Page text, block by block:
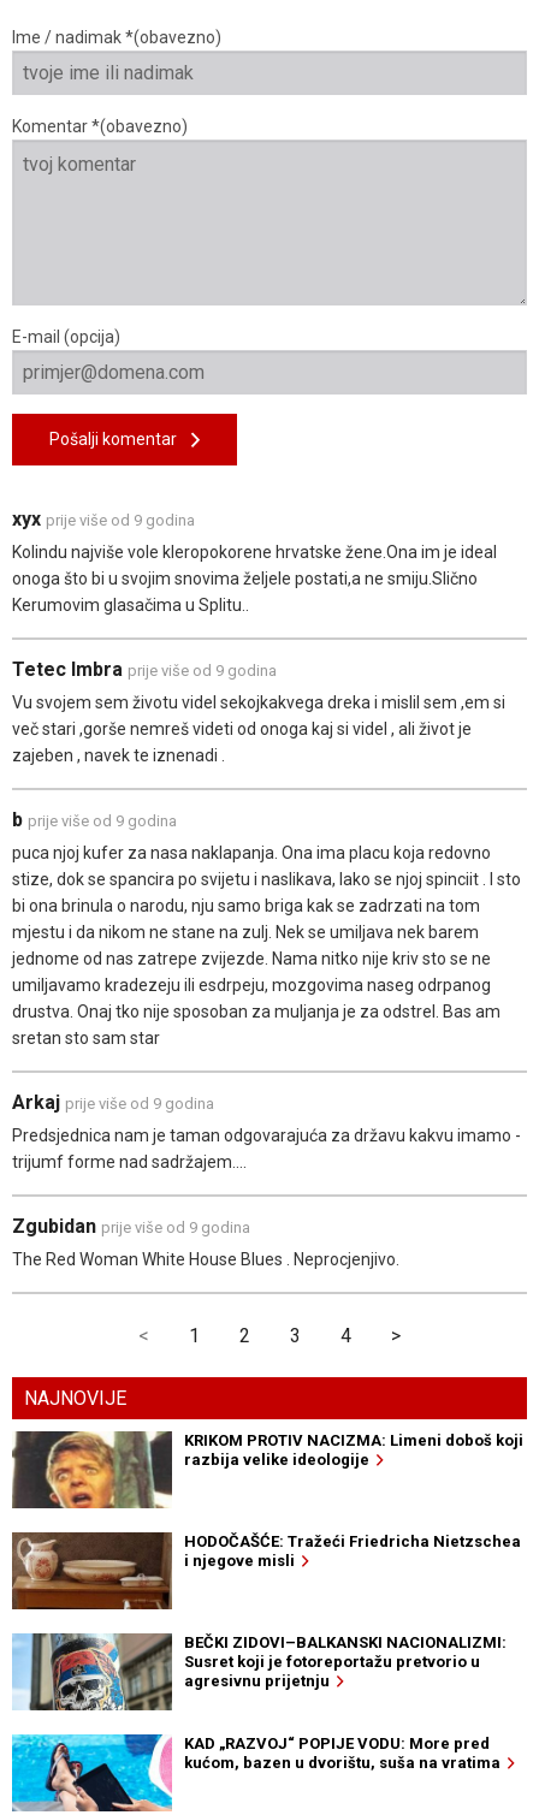
Ime / nadimak *(obavezno)
Komentar *(obavezno)
E-mail (opcija)
Pošalji komentar
xyx prije više od 9 godina
Kolindu najviše vole kleropokorene hrvatske žene.Ona im je ideal
onoga što bi u svojim snovima željele postati,a ne smiju.Slično
Kerumovim glasačima u Splitu..
Tetec Imbra prije više od 9 godina
Vu svojem sem životu videl sekojkakvega dreka i mislil sem ,em si
več stari ,gorše nemreš videti od onoga kaj si videl , ali život je
zajeben , navek te iznenadi .
b prije više od 9 godina
puca njoj kufer za nasa naklapanja. Ona ima placu koja redovno
stize, dok se spancira po svijetu i naslikava, lako se njoj spinciit . I sto
bi ona brinula o narodu, nju samo briga kak se zadrzati na tom
mjestu i da nikom ne stane na zulj. Nek se umiljava nek barem
jednome od nas zatrepe zvijezde. Nama nitko nije kriv sto se ne
umiljavamo kradezeju ili esdrpeju, mozgovima naseg odrpanog
drustva. Onaj tko nije sposoban za muljanja je za odstrel. Bas am
sretan sto sam star
Arkaj prije više od 9 godina
Predsjednica nam je taman odgovarajuća za državu kakvu imamo -
trijumf forme nad sadržajem....
Zgubidan prije više od 9 godina
The Red Woman White House Blues . Neprocjenjivo.
< 1 2 3 4 >
NAJNOVIJE
KRIKOM PROTIV NACIZMA: Limeni doboš koji
razbija velike ideologije
HODOČAŠĆE: Tražeći Friedricha Nietzschea
i njegove misli
BEČKI ZIDOVI–BALKANSKI NACIONALIZMI:
Susret koji je fotoreportažu pretvorio u
agresivnu prijetnju
KAD „RAZVOJ“ POPIJE VODU: More pred
kućom, bazen u dvorištu, suša na vratima